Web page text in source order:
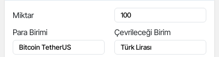
Miktar
Para Birimi
Çevrileceği Birim